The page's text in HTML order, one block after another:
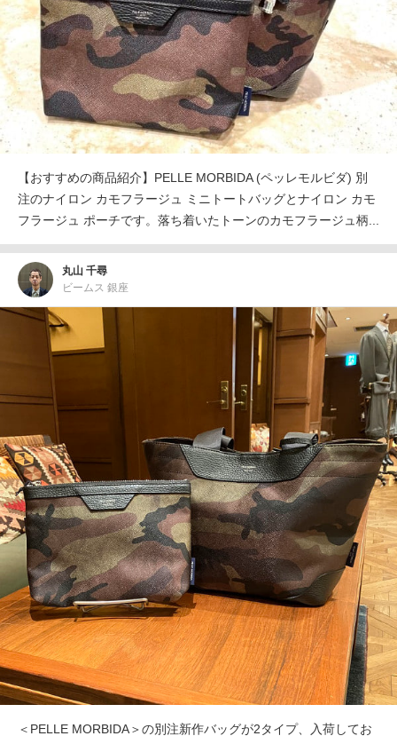
【おすすめの商品紹介】PELLE MORBIDA (ペッレモルビダ) 別
注のナイロン カモフラージュ ミニトートバッグとナイロン カモ
フラージュ ポーチです。落ち着いたトーンのカモフラージュ柄...
丸山 千尋
ビームス 銀座
＜PELLE MORBIDA＞の別注新作バッグが2タイプ、入荷してお